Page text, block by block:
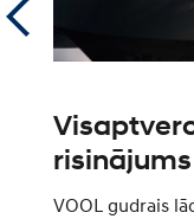
risinājums
VOOL gudrais